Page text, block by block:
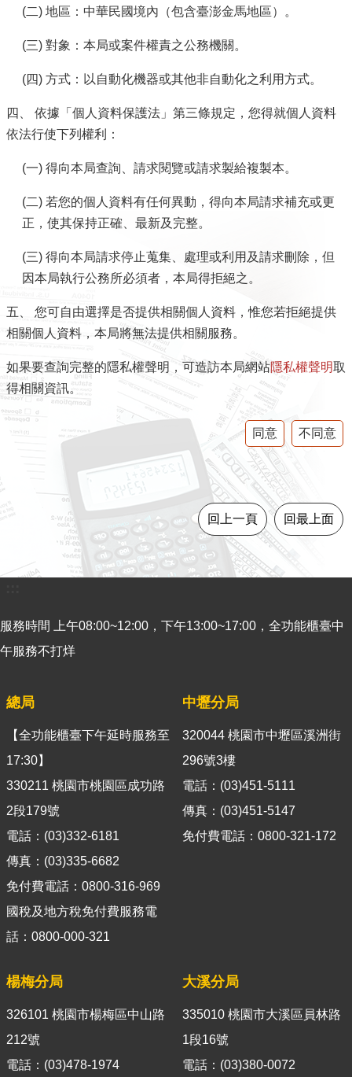
眾
覽
視
客
服
房
稅
2.0
更
多
服
返
回
官
網
Indonesia
網
導
覽
信
隱
私
政
策
資
訊
安
政
府
網
資
(二) 地區：中華民國境內（包含臺澎金馬地區）。
(三) 對象：本局或案件權責之公務機關。
(四) 方式：以自動化機器或其他非自動化之利用方式。
四、 依據「個人資料保護法」第三條規定，您得就個人資料
依法行使下列權利：
(一) 得向本局查詢、請求閱覽或請求製給複製本。
(二) 若您的個人資料有任何異動，得向本局請求補充或更
正，使其保持正確、最新及完整。
(三) 得向本局請求停止蒐集、處理或利用及請求刪除，但
因本局執行公務所必須者，本局得拒絕之。
五、 您可自由選擇是否提供相關個人資料，惟您若拒絕提供
相關個人資料，本局將無法提供相關服務。
如果要查詢完整的隱私權聲明，可造訪本局網站隱私權聲明取
得相關資訊。
同意 不同意
回上一頁 回最上面
服務時間 上午08:00~12:00，下午13:00~17:00，全功能櫃臺中
午服務不打烊
總局
【全功能櫃臺下午延時服務至
17:30】
330211 桃園市桃園區成功路
2段179號
電話：(03)332-6181
傳真：(03)335-6682
免付費電話：0800-316-969
國稅及地方稅免付費服務電
話：0800-000-321
中壢分局
320044 桃園市中壢區溪洲街
296號3樓
電話：(03)451-5111
傳真：(03)451-5147
免付費電話：0800-321-172
楊梅分局
326101 桃園市楊梅區中山路
212號
電話：(03)478-1974
大溪分局
335010 桃園市大溪區員林路
1段16號
電話：(03)380-0072